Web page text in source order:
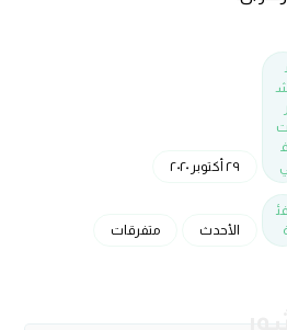
ت
ف
ي
٢٩ أكتوبر ٢٠٢٠
فئ
الأحدث متفرقات